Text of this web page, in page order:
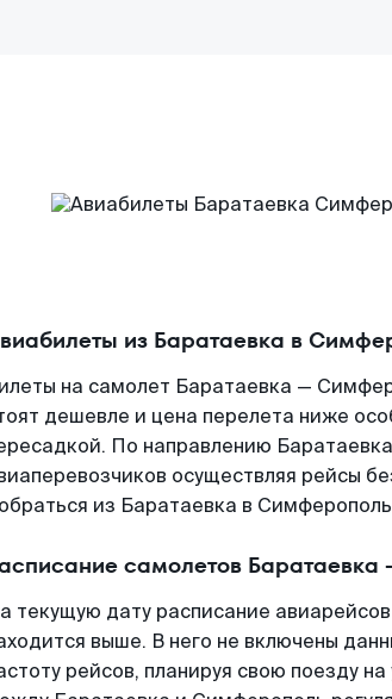
из Баратаевка в
на самолет Баратаевка —
дешевле и цена перелета ниже
По направлению
осуществляя рейсы
из Баратаевка в
самолетов
текущую дату расписание
выше. В него не включены
рейсов, планируя свою поезду